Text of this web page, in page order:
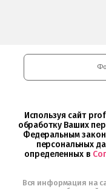
Используя сайт
обработку Ваших
Федеральным
персональных
определенных в
Вся информация на